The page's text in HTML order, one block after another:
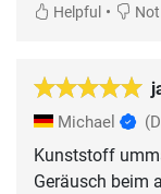
Helpful •
Michael
Kunststoff
Geräusch beim